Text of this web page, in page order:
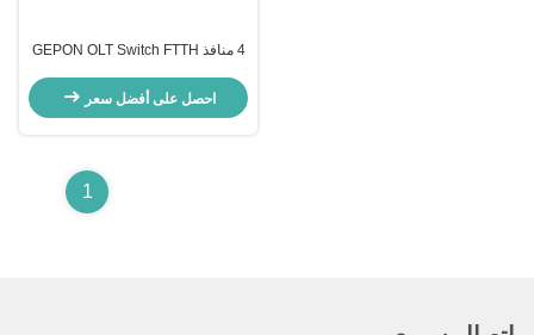
4 منافذ GEPON OLT Switch FTTH
Support 64 ONU GXPO GXSPON
احصل على أفضل سعر
1